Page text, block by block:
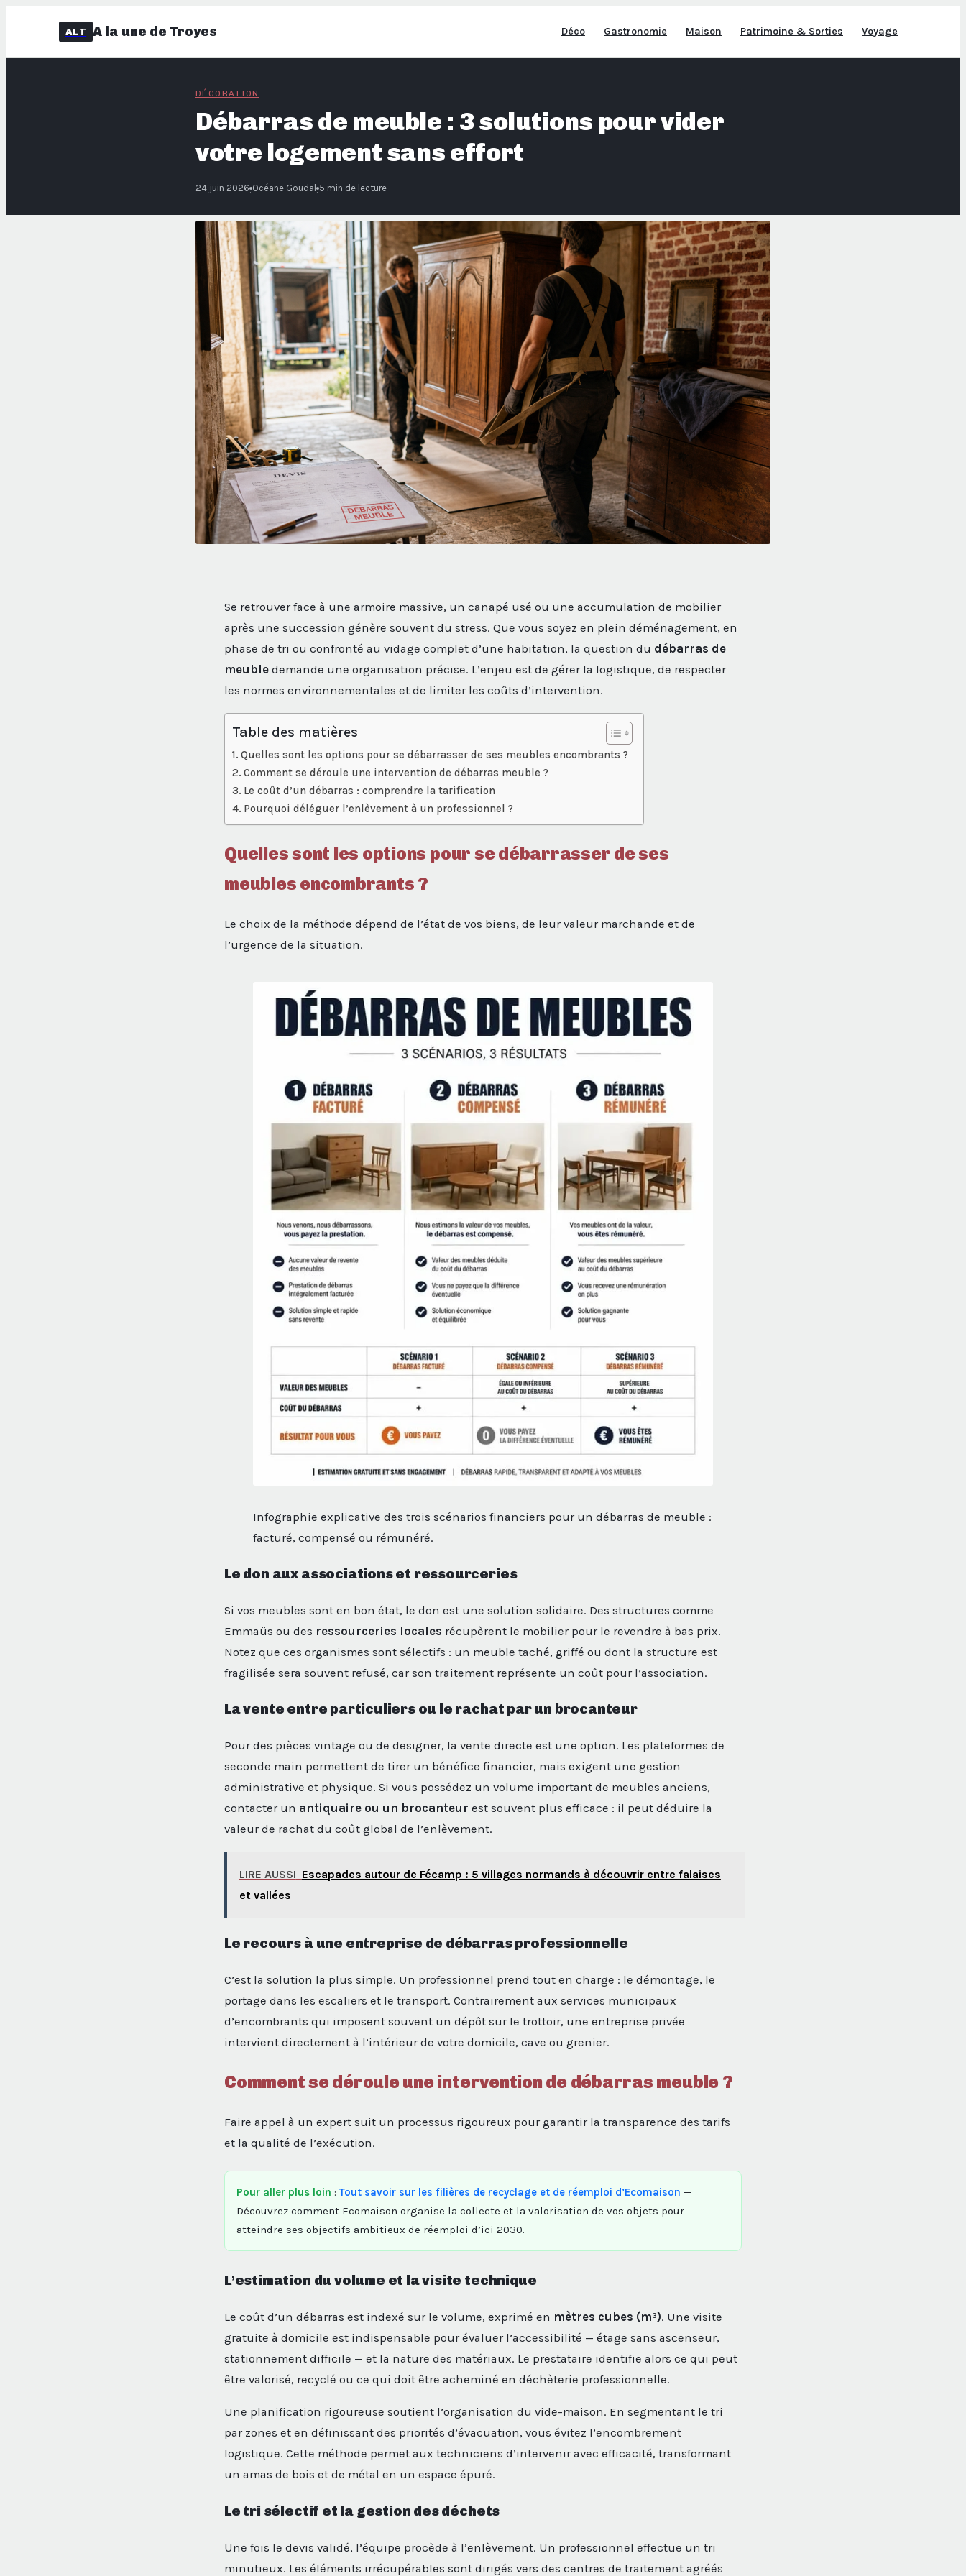
ALT A la une de Troyes Déco Gastronomie Maison Patrimoine & Sorties Voyage
DÉCORATION
Débarras de meuble : 3 solutions pour vider
votre logement sans effort
24 juin 2026· Océane Goudal · 5 min de lecture
Se retrouver face à une armoire massive, un canapé usé ou une accumulation de mobilier
après une succession génère souvent du stress. Que vous soyez en plein déménagement, en
phase de tri ou confronté au vidage complet d’une habitation, la question du débarras de
meuble demande une organisation précise. L’enjeu est de gérer la logistique, de respecter
les normes environnementales et de limiter les coûts d’intervention.
Table des matières
Quelles sont les options pour se débarrasser de ses meubles encombrants ?
Comment se déroule une intervention de débarras meuble ?
Le coût d’un débarras : comprendre la tarification
Pourquoi déléguer l’enlèvement à un professionnel ?
Quelles sont les options pour se débarrasser de ses
meubles encombrants ?
Le choix de la méthode dépend de l’état de vos biens, de leur valeur marchande et de
l’urgence de la situation.
Infographie explicative des trois scénarios financiers pour un débarras de meuble :
facturé, compensé ou rémunéré.
Le don aux associations et ressourceries
Si vos meubles sont en bon état, le don est une solution solidaire. Des structures comme
Emmaüs ou des ressourceries locales récupèrent le mobilier pour le revendre à bas prix.
Notez que ces organismes sont sélectifs : un meuble taché, griffé ou dont la structure est
fragilisée sera souvent refusé, car son traitement représente un coût pour l’association.
La vente entre particuliers ou le rachat par un brocanteur
Pour des pièces vintage ou de designer, la vente directe est une option. Les plateformes de
seconde main permettent de tirer un bénéfice financier, mais exigent une gestion
administrative et physique. Si vous possédez un volume important de meubles anciens,
contacter un antiquaire ou un brocanteur est souvent plus efficace : il peut déduire la
valeur de rachat du coût global de l’enlèvement.
LIRE AUSSI Escapades autour de Fécamp : 5 villages normands à découvrir entre falaises
et vallées
Le recours à une entreprise de débarras professionnelle
C’est la solution la plus simple. Un professionnel prend tout en charge : le démontage, le
portage dans les escaliers et le transport. Contrairement aux services municipaux
d’encombrants qui imposent souvent un dépôt sur le trottoir, une entreprise privée
intervient directement à l’intérieur de votre domicile, cave ou grenier.
Comment se déroule une intervention de débarras meuble ?
Faire appel à un expert suit un processus rigoureux pour garantir la transparence des tarifs
et la qualité de l’exécution.
Pour aller plus loin : Tout savoir sur les filières de recyclage et de réemploi d’Ecomaison —
Découvrez comment Ecomaison organise la collecte et la valorisation de vos objets pour
atteindre ses objectifs ambitieux de réemploi d’ici 2030.
L’estimation du volume et la visite technique
Le coût d’un débarras est indexé sur le volume, exprimé en mètres cubes (m³). Une visite
gratuite à domicile est indispensable pour évaluer l’accessibilité — étage sans ascenseur,
stationnement difficile — et la nature des matériaux. Le prestataire identifie alors ce qui peut
être valorisé, recyclé ou ce qui doit être acheminé en déchèterie professionnelle.
Une planification rigoureuse soutient l’organisation du vide-maison. En segmentant le tri
par zones et en définissant des priorités d’évacuation, vous évitez l’encombrement
logistique. Cette méthode permet aux techniciens d’intervenir avec efficacité, transformant
un amas de bois et de métal en un espace épuré.
Le tri sélectif et la gestion des déchets
Une fois le devis validé, l’équipe procède à l’enlèvement. Un professionnel effectue un tri
minutieux. Les éléments irrécupérables sont dirigés vers des centres de traitement agréés